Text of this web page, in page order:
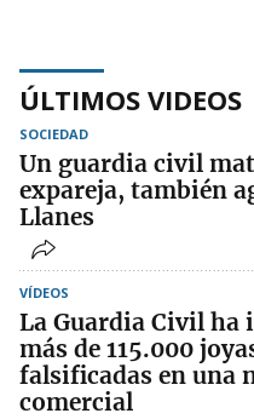
ÚLTIMOS VIDEOS
SOCIEDAD
Un guardia civil
expareja, también
Llanes
VÍDEOS
La Guardia Civil ha
más de 115.000
falsificadas en una
comercial